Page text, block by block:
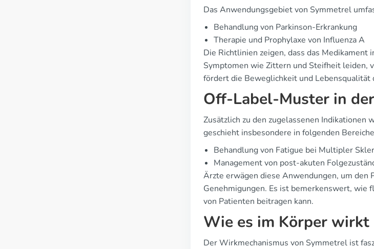
Das Anwendungsgebiet von Symmetrel
Behandlung von Parkinson-Erkrankung
Therapie und Prophylaxe von Influenza A
Die Richtlinien zeigen, dass das
Symptomen wie Zittern und Steifheit leiden,
fördert die Beweglichkeit und Lebensqualität
Off-Label-Muster in
Zusätzlich zu den zugelassenen
geschieht insbesondere in folgenden
Behandlung von Fatigue bei Multipler
Management von post-akuten
Ärzte erwägen diese Anwendungen, um
Genehmigungen. Es ist bemerkenswert, wie
von Patienten beitragen kann.
Wie es im Körper wirkt
Der Wirkmechanismus von Symmetrel ist